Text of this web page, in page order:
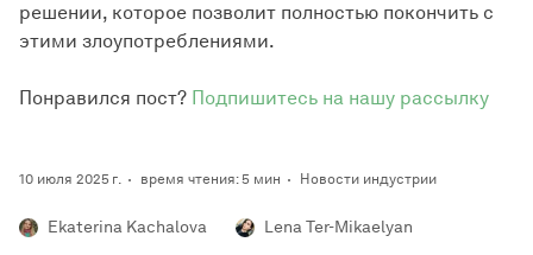
решении, которое позволит полностью покончить с
этими злоупотреблениями.
Понравился пост? Подпишитесь на нашу рассылку
10 июля 2025 г. время чтения: 5 мин Новости индустрии
Ekaterina Kachalova Lena Ter-Mikaelyan